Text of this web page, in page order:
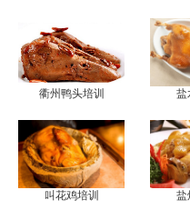
衢州鸭头培训 盐
叫花鸡培训 盐